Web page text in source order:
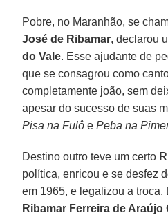
Pobre, no Maranhão, se
José de Ribamar, declarou
do Vale. Esse ajudante de
que se consagrou como
completamente joão, sem
apesar do sucesso de suas
Pisa na Fulô ePeba na
Destino outro teve um certo
política, enricou e se desfez
em 1965, e legalizou a
Ribamar Ferreira de Araújo